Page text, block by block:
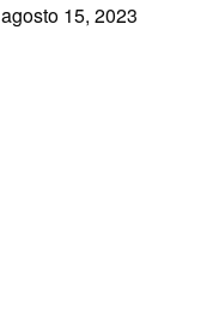
agosto 15, 2023